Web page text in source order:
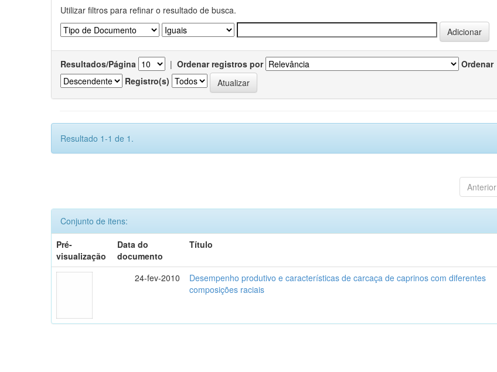
Utilizar filtros para refinar o resultado de busca.
Resultados/Página | Ordenar registros por
Ordenar
Registro(s)
Resultado 1-1 de 1.
Anterior
Conjunto de itens:
Pré-
visualização
Data do
documento
Título
24-fev-2010
Desempenho produtivo e características de carcaça de caprinos com diferentes
composições raciais